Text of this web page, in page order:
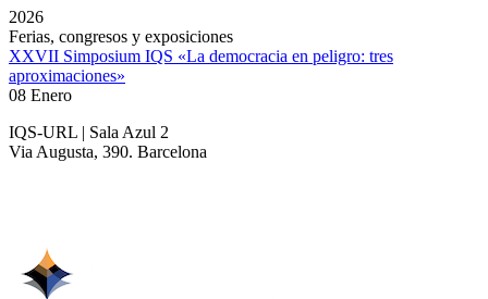
2026
Ferias, congresos y exposiciones
XXVII Simposium IQS «La democracia en peligro: tres
aproximaciones»
08 Enero
IQS-URL | Sala Azul 2
Via Augusta, 390. Barcelona